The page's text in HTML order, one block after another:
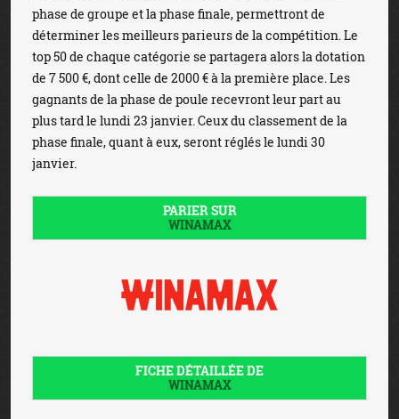
phase de groupe et la phase finale, permettront de
déterminer les meilleurs parieurs de la compétition. Le
top 50 de chaque catégorie se partagera alors la dotation
de 7 500 €, dont celle de 2000 € à la première place. Les
gagnants de la phase de poule recevront leur part au
plus tard le lundi 23 janvier. Ceux du classement de la
phase finale, quant à eux, seront réglés le lundi 30
janvier.
PARIER SUR
WINAMAX
FICHE DÉTAILLÉE DE
WINAMAX